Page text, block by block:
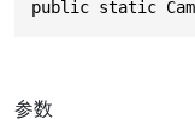
public static
参数